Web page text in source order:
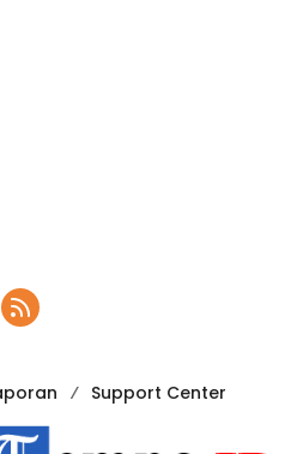
Support Center